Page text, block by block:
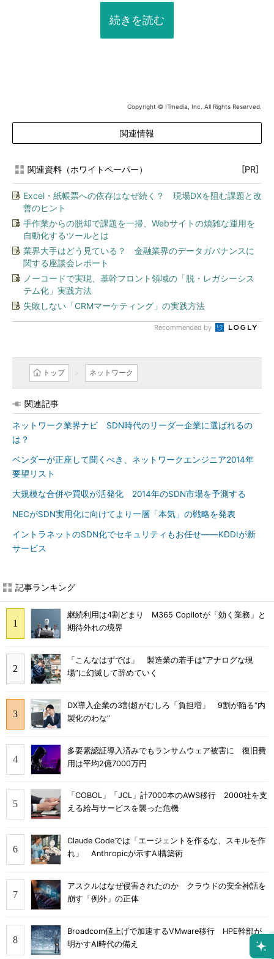
続きを読む
Copyright © ITmedia, Inc. All Rights Reserved.
関連情報
関連資料（ホワイトペーパー） [PR]
Excel・紙帳票への依存はなぜ続く？ 現場DXを阻む課題と改
善のヒント
手作業からの脱却で課題を一掃、Webサイトの煩雑な運用を
自動化するツールとは
業界大手はどう見ている？ 金融業界のデータガバナンスに
関する座談会レポート
ノーコードで実現、基幹フロント領域の「脱・レガシーシス
テム化」実践方法
失敗しない「CRMマーケティング」の実践方法
Recommended by
トップ ネットワーク
関連記事
ネットワーク業界ナビ SDN時代のリーダー企業に選ばれるの
は？
ベンダーが正座して聞くべき、ネットワークエンジニア2014年
要望リスト
大規模な合併や買収が活発化 2014年のSDN市場を予測する
NECがSDN実用化に向けてより一層「本気」の戦略を発表
イントラネットのSDN化でセキュリティもお任せ――KDDIが新
サービス
記事ランキング
継続利用は4割どまり M365 Copilotが「効く業務」と
期待外れの境界
「こんなはずでは」 製造業の若手は“アナログな現
場”に幻滅して辞めていく
DX導入企業の3割超がむしろ「負担増」 9割が陥る“内
製化のわな”
多要素認証導入済みでもランサムウェア被害に 復旧費
用は平均2億7000万円
「COBOL」「JCL」計7000本のAWS移行 2000社を支
える給与サービスを襲った危機
Claude Codeでは「エージェントを作るな、スキルを作
れ」 Anthropicが示すAI構築術
アスクルはなぜ侵害されたのか クラウドの安全神話を
崩す「例外」の正体
Broadcom値上げで加速するVMware移行 HPE幹部が
明かすAI時代の備え